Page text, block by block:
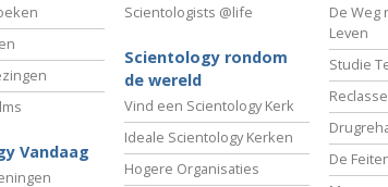
Vandaag
Scientologists @life
Scientology rondom
de wereld
Vind een Scientology Kerk
Ideale Scientology Kerken
Hogere Organisaties
De Weg
Leven
Studie
De